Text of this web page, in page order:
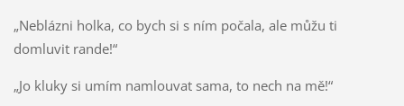
„Neblázni holka, co bych si s ním počala, ale můžu ti
domluvit rande!“
„Jo kluky si umím namlouvat sama, to nech na mě!“